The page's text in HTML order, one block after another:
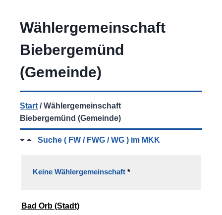
Wählergemeinschaft
Biebergemünd
(Gemeinde)
Start / Wählergemeinschaft
Biebergemünd (Gemeinde)
Suche ( FW / FWG / WG ) im MKK
Keine Wählergemeinschaft *
Bad Orb (Stadt)